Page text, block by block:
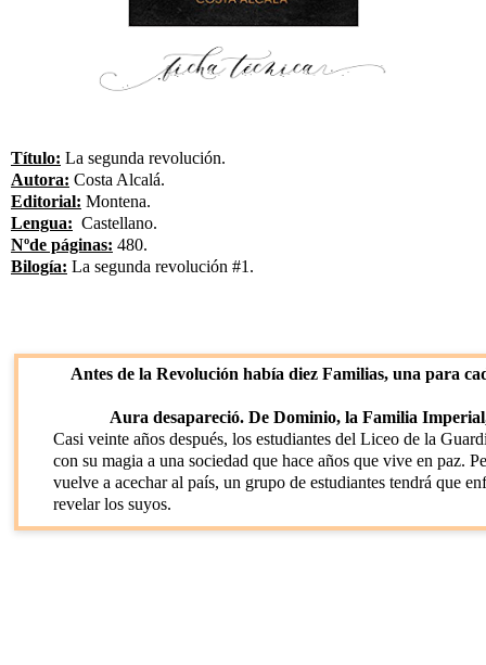
Título: La segunda revolución.
Autora: Costa Alcalá.
Editorial: Montena.
Lengua: Castellano.
Nºde páginas: 480.
Bilogía: La segunda revolución #1.
Antes de la Revolución había diez Familias, una para
Aura desapareció. De Dominio, la Familia
Casi veinte años después, los estudiantes del Liceo de la
con su magia a una sociedad que hace años que vive en paz.
vuelve a acechar al país, un grupo de estudiantes tendrá que
revelar los suyos.